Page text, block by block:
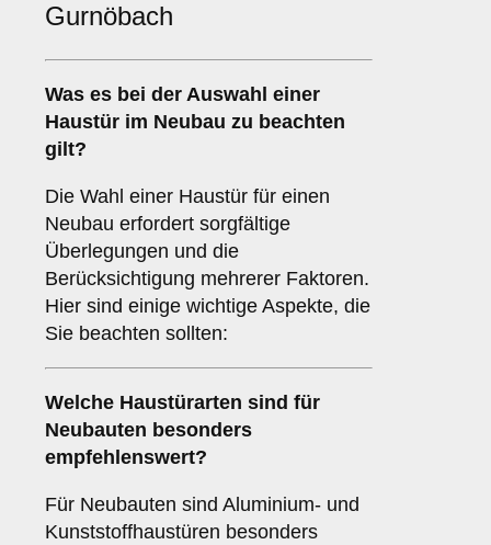
Gurnöbach
Was es bei der Auswahl einer
Haustür im Neubau zu beachten
gilt?
Die Wahl einer Haustür für einen
Neubau erfordert sorgfältige
Überlegungen und die
Berücksichtigung mehrerer Faktoren.
Hier sind einige wichtige Aspekte, die
Sie beachten sollten:
Welche Haustürarten sind für
Neubauten besonders
empfehlenswert?
Für Neubauten sind Aluminium- und
Kunststoffhaustüren besonders